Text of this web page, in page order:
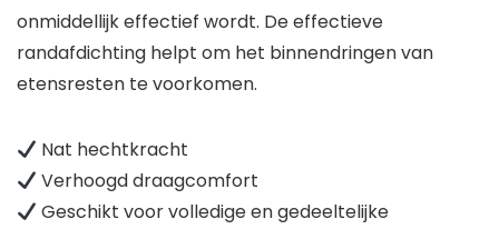
onmiddellijk effectief wordt. De effectieve
randafdichting helpt om het binnendringen van
etensresten te voorkomen.
Nat hechtkracht
Verhoogd draagcomfort
Geschikt voor volledige en gedeeltelijke